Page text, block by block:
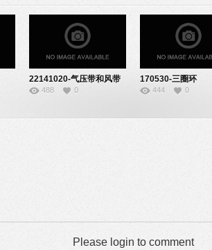
22141020-气压带和风带
488 0
170530-三圈环
流-22141012
444 0
Please login to comment